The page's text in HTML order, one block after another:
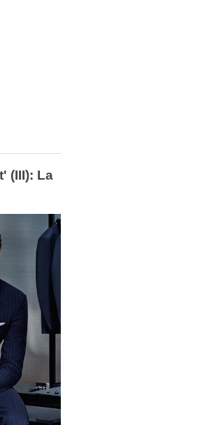
(III): La